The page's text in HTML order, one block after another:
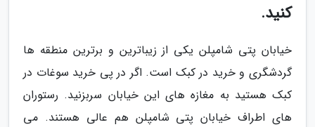
کنید.
خیابان پتی شامپلن یکی از زیباترین و برترین منطقه ها
گردشگری و خرید در کبک است. اگر در پی خرید سوغات در
کبک هستید به مغازه های این خیابان سربزنید. رستوران
های اطراف خیابان پتی شامپلن هم عالی هستند. می